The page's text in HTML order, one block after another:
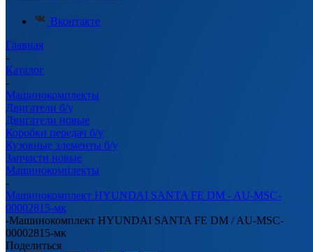
Вконтакте
Главная
-
Каталог
-
Машинокомплекты
Двигатели б/у
Двигатели новые
Коробки передач б/у
Кузовные элементы б/у
Запчасти новые
Машинокомплекты
-
Машинокомплект HYUNDAI SANTA FE DM - AU-MSC-
00002815-мк
-Машинокомплект HYUNDAI SANTA FE DM / AU-MSC-
00002815-мк
Поделиться